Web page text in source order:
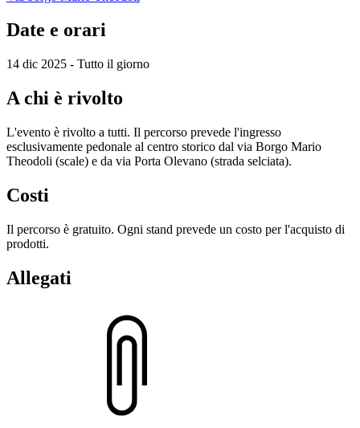
Date e orari
14 dic 2025 - Tutto il giorno
A chi è rivolto
L'evento è rivolto a tutti. Il percorso prevede l'ingresso
esclusivamente pedonale al centro storico dal via Borgo Mario
Theodoli (scale) e da via Porta Olevano (strada selciata).
Costi
Il percorso è gratuito. Ogni stand prevede un costo per l'acquisto di
prodotti.
Allegati